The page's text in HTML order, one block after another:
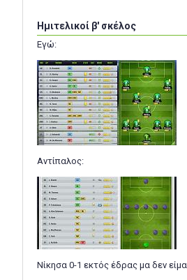
Ημιτελικοί β' σκέλος
Εγώ:
Αντίπαλος:
Νίκησα 0-1 εκτός έδρας μα δεν